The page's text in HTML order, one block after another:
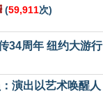
(59,911次)
34周年 纽约大游行
演出以艺术唤醒人